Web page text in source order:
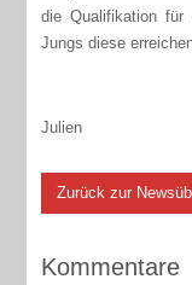
die Qualifikation für
Jungs diese
Julien
Zurück zur
Kommentare